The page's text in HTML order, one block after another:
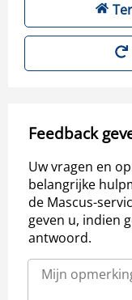
Feedback
Uw vragen en
belangrijke
de Mascus-
geven u, indien
antwoord.